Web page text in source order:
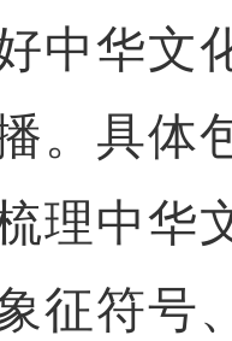
中华文
。具体
理中华
征符号